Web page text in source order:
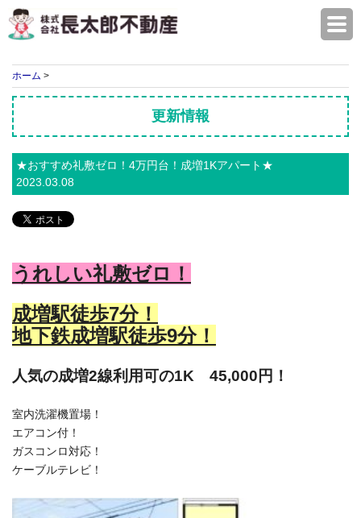
ホーム >
更新情報
★おすすめ礼敷ゼロ！4万円台！成増1Kアパート★
2023.03.08
うれしい礼敷ゼロ！
成増駅徒歩7分！
地下鉄成増駅徒歩9分！
人気の成増2線利用可の1K 45,000円！
室内洗濯機置場！
エアコン付！
ガスコンロ対応！
ケーブルテレビ！